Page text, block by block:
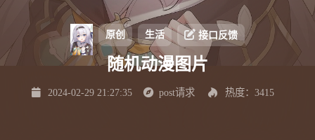
原创 生活 接口反馈
随机动漫图片
2024-02-29 21:27:35 post请求 热度：3415